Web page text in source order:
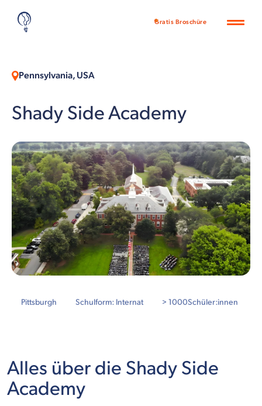
Gratis Broschüre
Pennsylvania, USA
Shady Side Academy
Pittsburgh Schulform: Internat > 1000Schüler:innen
Alles über die Shady Side
Academy